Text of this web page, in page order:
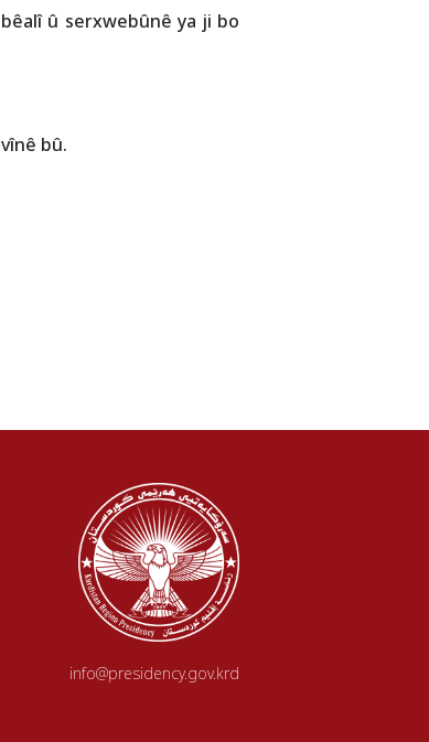
û serxwebûnê ya ji bo
bû.
info@presidency.gov.krd